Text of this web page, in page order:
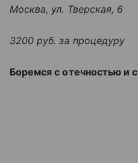
Москва, ул. Тверская, 6
3200 руб. за процедуру
Боремся с отечностью и